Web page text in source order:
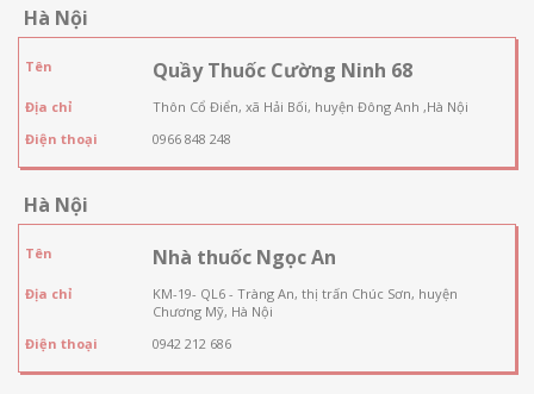
Hà Nội
Tên Quầy Thuốc Cường Ninh 68
Địa chỉ
Thôn Cổ Điển, xã Hải Bối, huyện Đông Anh ,Hà Nội
Điện thoại
0966 848 248
Hà Nội
Tên Nhà thuốc Ngọc An
Địa chỉ
KM-19- QL6 - Tràng An, thị trấn Chúc Sơn, huyện
Chương Mỹ, Hà Nội
Điện thoại
0942 212 686